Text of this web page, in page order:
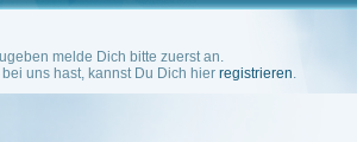
melde Dich bitte zuerst an.
uns hast, kannst Du Dich hier registrieren.